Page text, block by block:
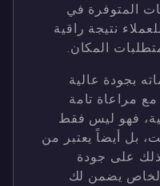
المتوفرة في
نتيجة راقية
المكان.
بجودة عالية
مراعاة تامة
فهو ليس فقط
بل أيضاً يعتبر من
على جودة
يضمن لك